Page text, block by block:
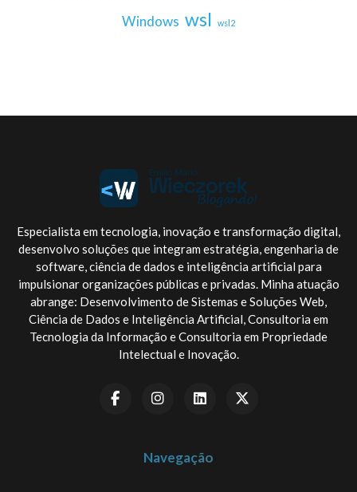
Windows wsl wsl2
Especialista em tecnologia, inovação e transformação digital,
desenvolvo soluções que integram estratégia, engenharia de
software, ciência de dados e inteligência artificial para
impulsionar organizações públicas e privadas. Minha atuação
abrange: Desenvolvimento de Sistemas e Soluções Web,
Ciência de Dados e Inteligência Artificial, Consultoria em
Tecnologia da Informação e Consultoria em Propriedade
Intelectual e Inovação.
Navegação